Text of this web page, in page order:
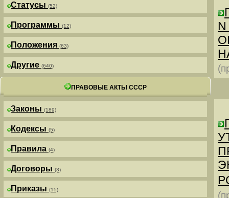
Статусы (52)
Программы (12)
Положения (63)
Другие (640)
ПРАВОВЫЕ АКТЫ СССР
Законы (189)
Кодексы (5)
Правила (4)
Договоры (3)
Приказы (15)